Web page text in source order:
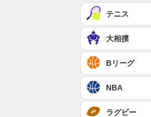
テニス
大相撲
Bリーグ
NBA
ラグビー